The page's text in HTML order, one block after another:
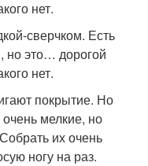
нет.
сверчком. Есть
это… дорогой
нет.
покрытие. Но
мелкие, но
их очень
ногу на раз.